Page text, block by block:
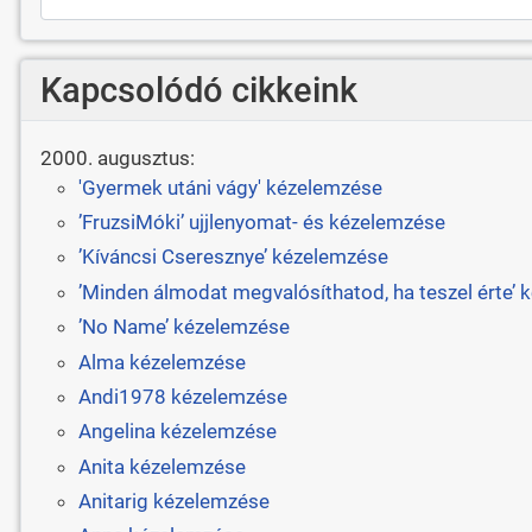
Kapcsolódó cikkeink
2000. augusztus:
'Gyermek utáni vágy' kézelemzése
’FruzsiMóki’ ujjlenyomat- és kézelemzése
’Kíváncsi Cseresznye’ kézelemzése
’Minden álmodat megvalósíthatod, ha teszel érte’
’No Name’ kézelemzése
Alma kézelemzése
Andi1978 kézelemzése
Angelina kézelemzése
Anita kézelemzése
Anitarig kézelemzése